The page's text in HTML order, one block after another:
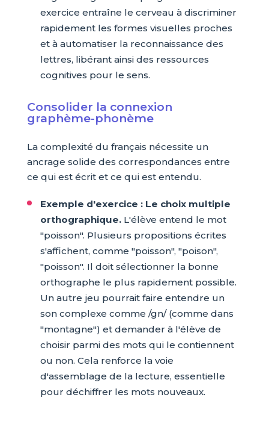
exercice entraîne le cerveau à discriminer
rapidement les formes visuelles proches
et à automatiser la reconnaissance des
lettres, libérant ainsi des ressources
cognitives pour le sens.
Consolider la connexion
graphème-phonème
La complexité du français nécessite un
ancrage solide des correspondances entre
ce qui est écrit et ce qui est entendu.
Exemple d'exercice : Le choix multiple
orthographique.L'élève entend le mot
"poisson". Plusieurs propositions écrites
s'affichent, comme "poisson", "poison",
"poisson". Il doit sélectionner la bonne
orthographe le plus rapidement possible.
Un autre jeu pourrait faire entendre un
son complexe comme /gn/ (comme dans
"montagne") et demander à l'élève de
choisir parmi des mots qui le contiennent
ou non. Cela renforce la voie
d'assemblage de la lecture, essentielle
pour déchiffrer les mots nouveaux.